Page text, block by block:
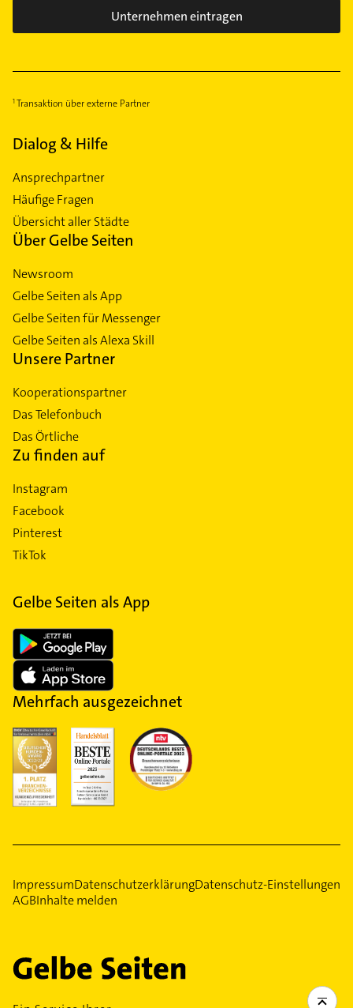
Unternehmen eintragen
Transaktion über externe Partner
Dialog & Hilfe
Ansprechpartner
Häufige Fragen
Übersicht aller Städte
Über Gelbe Seiten
Newsroom
Gelbe Seiten als App
Gelbe Seiten für Messenger
Gelbe Seiten als Alexa Skill
Unsere Partner
Kooperationspartner
Das Telefonbuch
Das Örtliche
Zu finden auf
Instagram
Facebook
Pinterest
TikTok
Gelbe Seiten als App
Mehrfach ausgezeichnet
ImpressumDatenschutzerklärungDatenschutz-Einstellungen
AGBInhalte melden